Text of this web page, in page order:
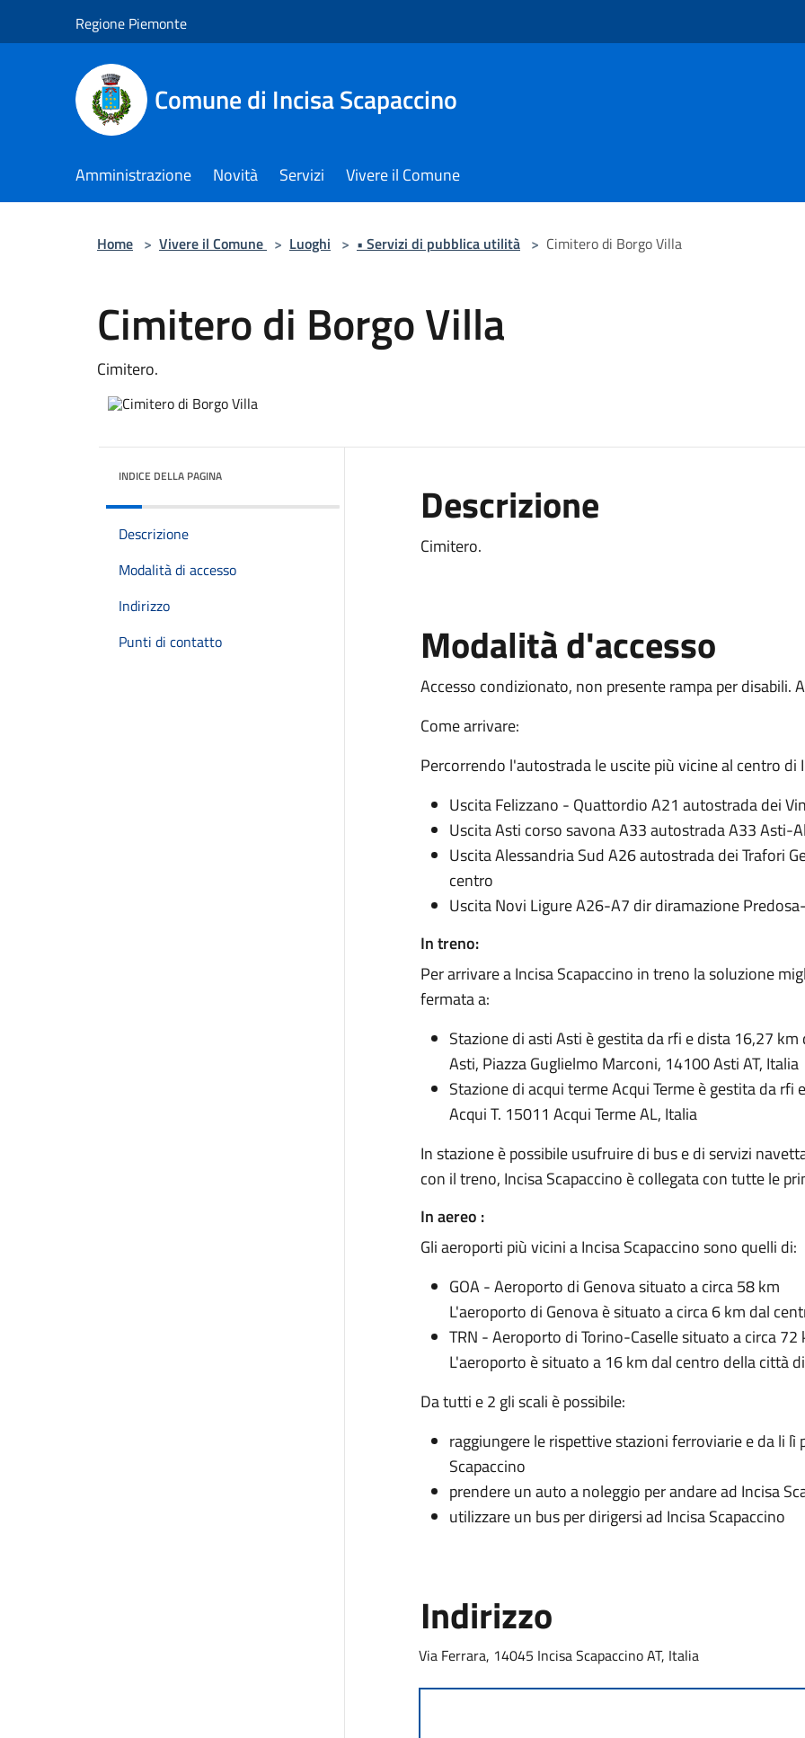
Regione Piemonte
Comune di Incisa Scapaccino
Amministrazione Novità Servizi Vivere il Comune
Home > Vivere il Comune > Luoghi > • Servizi di pubblica utilità > Cimitero di Borgo Villa
Cimitero di Borgo Villa
Cimitero.
INDICE DELLA PAGINA
Descrizione
Modalità di accesso
Indirizzo
Punti di contatto
Descrizione
Cimitero.
Modalità d'accesso
Accesso condizionato, non presente rampa per disabili.
Come arrivare:
Percorrendo l'autostrada le uscite più vicine al centro di
Uscita Felizzano - Quattordio A21 autostrada dei
Uscita Asti corso savona A33 autostrada A33 Asti-
Uscita Alessandria Sud A26 autostrada dei Trafori
centro
Uscita Novi Ligure A26-A7 dir diramazione
In treno:
Per arrivare a Incisa Scapaccino in treno la soluzione
fermata a:
Stazione di asti Asti è gestita da rfi e dista 16,27 km
Asti, Piazza Guglielmo Marconi, 14100 Asti AT, Italia
Stazione di acqui terme Acqui Terme è gestita da rfi
Acqui T. 15011 Acqui Terme AL, Italia
In stazione è possibile usufruire di bus e di servizi
con il treno, Incisa Scapaccino è collegata con tutte le
In aereo :
Gli aeroporti più vicini a Incisa Scapaccino sono quelli di:
GOA - Aeroporto di Genova situato a circa 58 km
L'aeroporto di Genova è situato a circa 6 km dal
TRN - Aeroporto di Torino-Caselle situato a circa 72
L'aeroporto è situato a 16 km dal centro della città di
Da tutti e 2 gli scali è possibile:
raggiungere le rispettive stazioni ferroviarie e da li
Scapaccino
prendere un auto a noleggio per andare ad Incisa
utilizzare un bus per dirigersi ad Incisa Scapaccino
Indirizzo
Via Ferrara, 14045 Incisa Scapaccino AT, Italia